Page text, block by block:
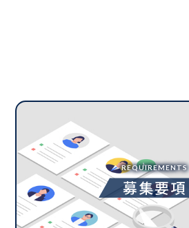
REQUIREMENTS
募集要項